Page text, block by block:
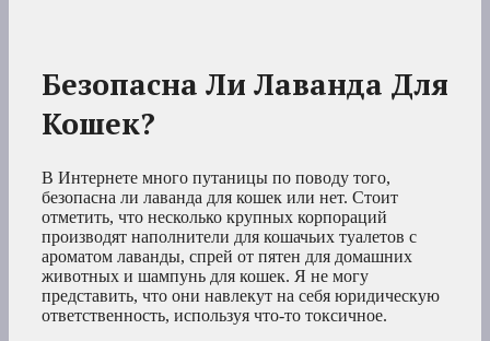
Безопасна Ли Лаванда Для
Кошек?
В Интернете много путаницы по поводу того,
безопасна ли лаванда для кошек или нет. Стоит
отметить, что несколько крупных корпораций
производят наполнители для кошачьих туалетов с
ароматом лаванды, спрей от пятен для домашних
животных и шампунь для кошек. Я не могу
представить, что они навлекут на себя юридическую
ответственность, используя что-то токсичное.